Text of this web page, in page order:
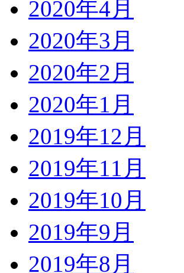
2020年4月
2020年3月
2020年2月
2020年1月
2019年12月
2019年11月
2019年10月
2019年9月
2019年8月